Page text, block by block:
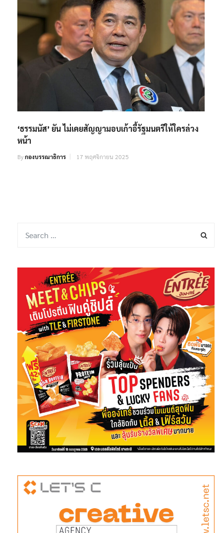
‘ธรรมนัส’ ยัน ไม่เคยสัญญามอบเก้าอี้รัฐมนตรีให้ใครล่วง
หน้า
Byกองบรรณาธิการ 17 พฤศจิกายน 2025